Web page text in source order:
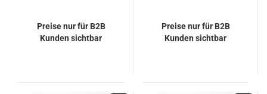
Preise nur für B2B
Kunden sichtbar
Preise nur für B2B
Kunden sichtbar